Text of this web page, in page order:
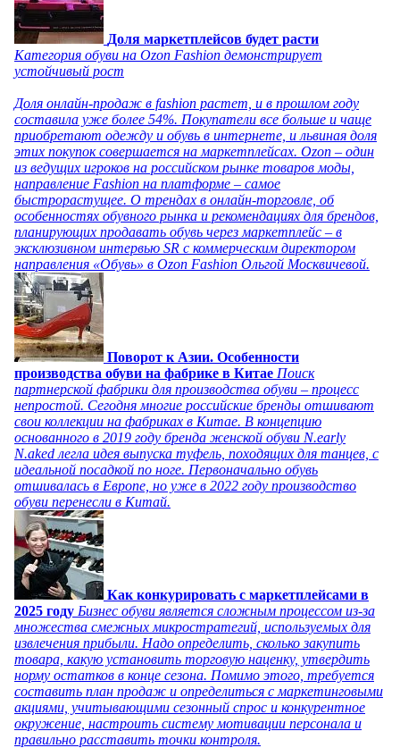
Доля маркетплейсов будет расти
Категория обуви на Ozon Fashion демонстрирует
устойчивый рост
Доля онлайн-продаж в fashion растет, и в прошлом году
составила уже более 54%. Покупатели все больше и чаще
приобретают одежду и обувь в интернете, и львиная доля
этих покупок совершается на маркетплейсах. Ozon – один
из ведущих игроков на российском рынке товаров моды,
направление Fashion на платформе – самое
быстрорастущее. О трендах в онлайн-торговле, об
особенностях обувного рынка и рекомендациях для брендов,
планирующих продавать обувь через маркетплейс – в
эксклюзивном интервью SR с коммерческим директором
направления «Обувь» в Ozon Fashion Ольгой Москвичевой.
Поворот к Азии. Особенности
производства обуви на фабрике в Китае Поиск
партнерской фабрики для производства обуви – процесс
непростой. Сегодня многие российские бренды отшивают
свои коллекции на фабриках в Китае. В концепцию
основанного в 2019 году бренда женской обуви N.early
N.aked легла идея выпуска туфель, походящих для танцев, с
идеальной посадкой по ноге. Первоначально обувь
отшивалась в Европе, но уже в 2022 году производство
обуви перенесли в Китай.
Как конкурировать с маркетплейсами в
2025 году Бизнес обуви является сложным процессом из-за
множества смежных микростратегий, используемых для
извлечения прибыли. Надо определить, сколько закупить
товара, какую установить торговую наценку, утвердить
норму остатков в конце сезона. Помимо этого, требуется
составить план продаж и определиться с маркетинговыми
акциями, учитывающими сезонный спрос и конкурентное
окружение, настроить систему мотивации персонала и
правильно расставить точки контроля.